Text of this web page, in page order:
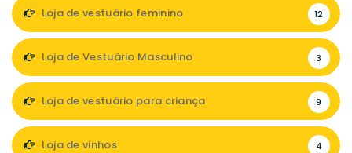
Loja de vestuário feminino 12
Loja de Vestuário Masculino 3
Loja de vestuário para criança 9
Loja de vinhos 4